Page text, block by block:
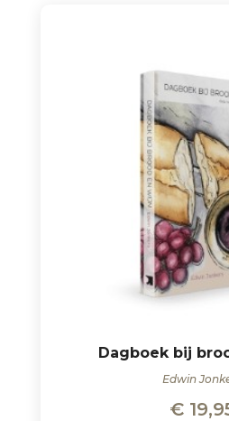
Dagboek bij
Edwin
€